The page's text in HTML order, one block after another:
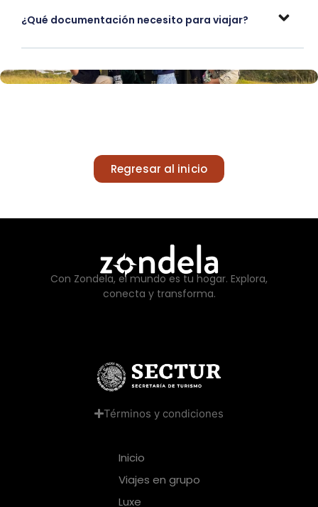
¿Qué documentación necesito para viajar?
Regresar al inicio
Con Zondela, el mundo es tu hogar. Explora,
conecta y transforma.
Términos y condiciones
Inicio
Viajes en grupo
Luxe